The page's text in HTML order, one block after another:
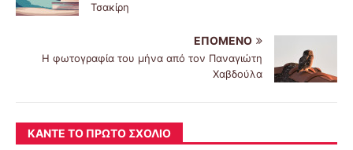
Τσακίρη
ΕΠΌΜΕΝΟ
Η φωτογραφία του μήνα από τον Παναγιώτη
Χαβδούλα
ΚΆΝΤΕ ΤΟ ΠΡΏΤΟ ΣΧΌΛΙΟ